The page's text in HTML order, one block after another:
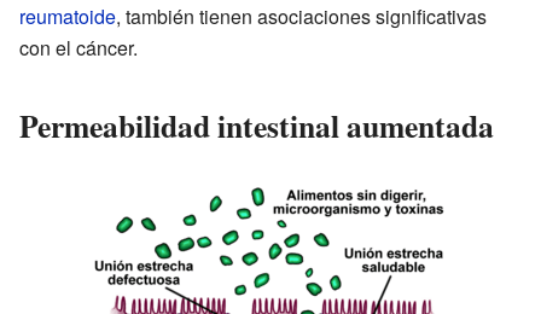
reumatoide, también tienen asociaciones significativas
con el cáncer.
Permeabilidad intestinal aumentada